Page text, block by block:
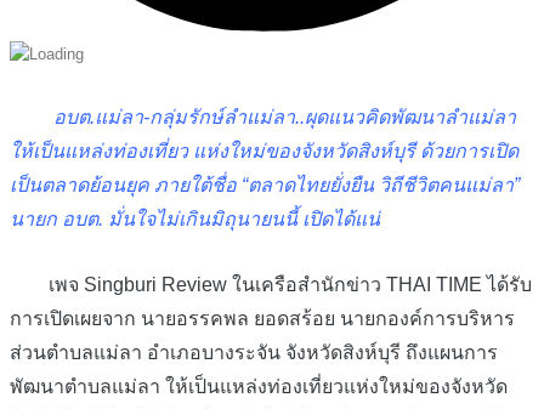
อบต.แม่ลา-กลุ่มรักษ์ลำแม่ลา..ผุดแนวคิดพัฒนาลำแม่ลา
ให้เป็นแหล่งท่องเที่ยว แห่งใหม่ของจังหวัดสิงห์บุรี ด้วยการเปิด
เป็นตลาดย้อนยุค ภายใต้ชื่อ “ตลาดไทยยั่งยืน วิถีชีวิตคนแม่ลา”
นายก อบต. มั่นใจไม่เกินมิถุนายนนี้ เปิดได้แน่
เพจ Singburi Review ในเครือสำนักข่าว THAI TIME ได้รับ
การเปิดเผยจาก นายอรรคพล ยอดสร้อย นายกองค์การบริหาร
ส่วนตำบลแม่ลา อำเภอบางระจัน จังหวัดสิงห์บุรี ถึงแผนการ
พัฒนาตำบลแม่ลา ให้เป็นแหล่งท่องเที่ยวแห่งใหม่ของจังหวัด